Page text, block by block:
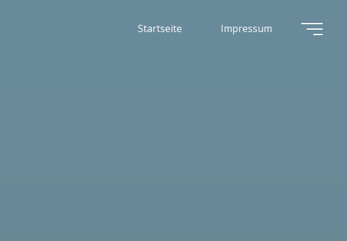
Startseite Impressum